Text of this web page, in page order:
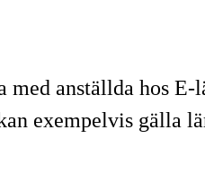
anställda hos E-
exempelvis gälla